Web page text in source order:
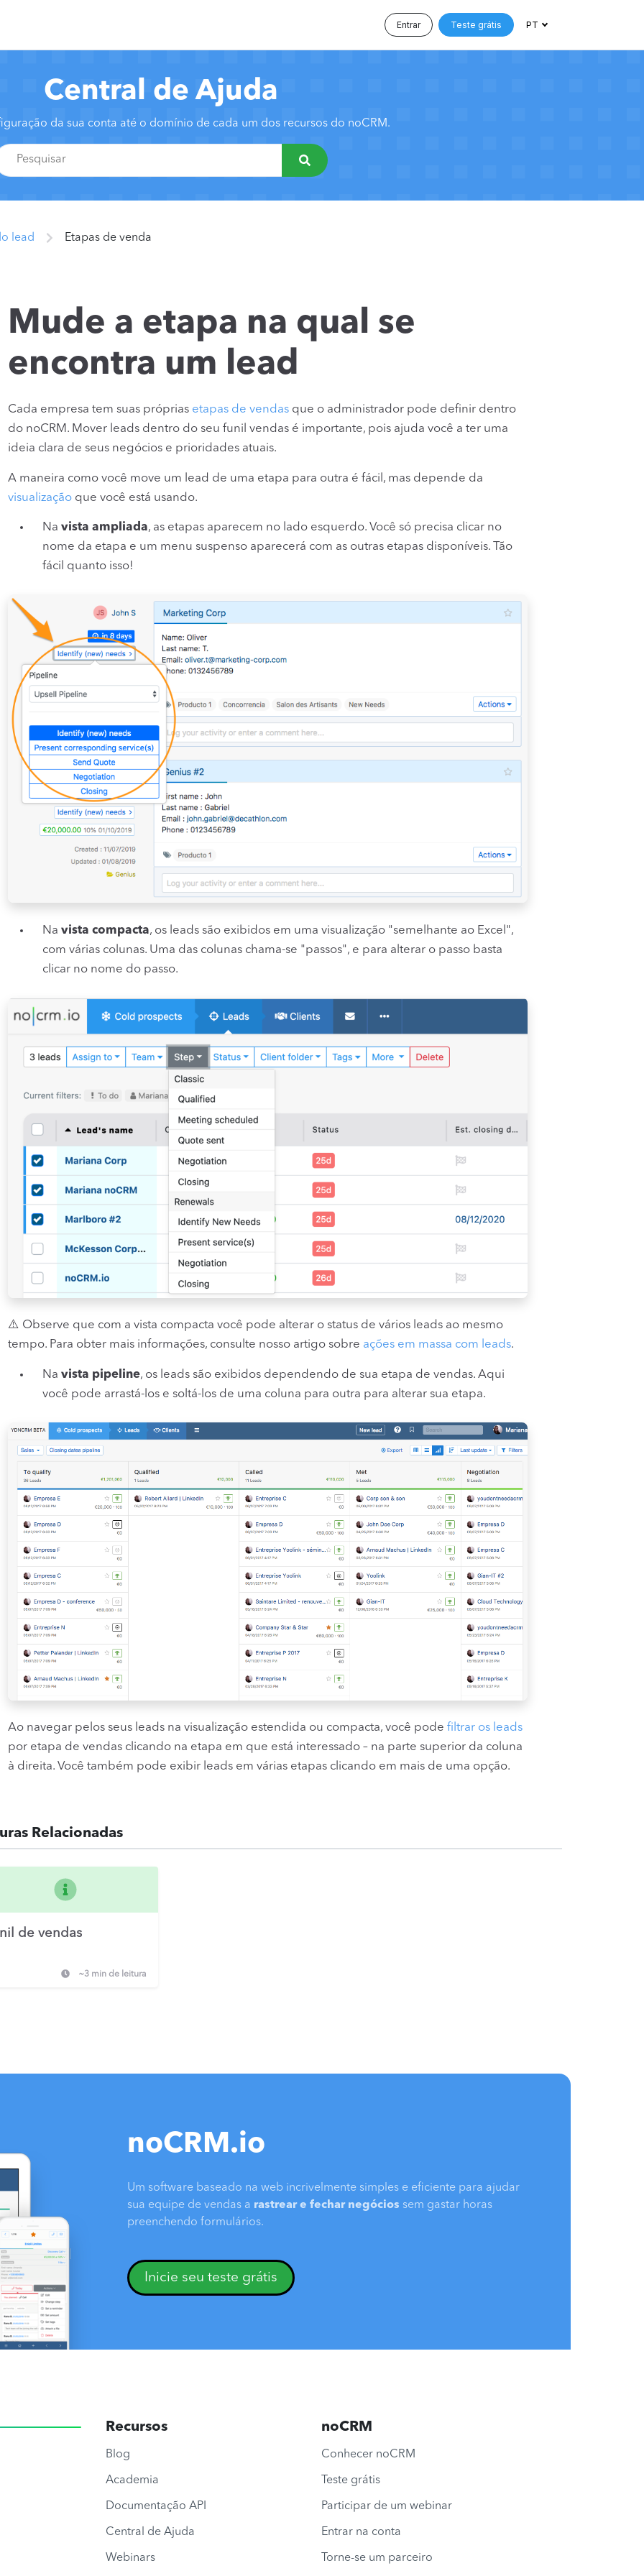
Entrar Teste grátis PT
Central de Ajuda
da sua conta até o domínio de cada um dos recursos do noCRM.
lead Etapas de venda
Mude a etapa na qual se
encontra um lead
Cada empresa tem suas próprias etapas de vendas que o administrador pode definir dentro
do noCRM. Mover leads dentro do seu funil vendas é importante, pois ajuda você a ter uma
ideia clara de seus negócios e prioridades atuais.
A maneira como você move um lead de uma etapa para outra é fácil, mas depende da
visualização que você está usando.
Na vista ampliada, as etapas aparecem no lado esquerdo. Você só precisa clicar no
nome da etapa e um menu suspenso aparecerá com as outras etapas disponíveis. Tão
fácil quanto isso!
Na vista compacta, os leads são exibidos em uma visualização "semelhante ao Excel",
com várias colunas. Uma das colunas chama-se "passos", e para alterar o passo basta
clicar no nome do passo.
⚠️ Observe que com a vista compacta você pode alterar o status de vários leads ao mesmo
tempo. Para obter mais informações, consulte nosso artigo sobre ações em massa com leads.
Na vista pipeline, os leads são exibidos dependendo de sua etapa de vendas. Aqui
você pode arrastá-los e soltá-los de uma coluna para outra para alterar sua etapa.
Ao navegar pelos seus leads na visualização estendida ou compacta, você pode filtrar os leads
por etapa de vendas clicando na etapa em que está interessado – na parte superior da coluna
à direita. Você também pode exibir leads em várias etapas clicando em mais de uma opção.
Relacionadas
de vendas
~3 min de leitura
noCRM.io
Um software baseado na web incrivelmente simples e eficiente para ajudar
sua equipe de vendas a rastrear e fechar negócios sem gastar horas
preenchendo formulários.
Inicie seu teste grátis
Recursos
Blog
Academia
Documentação API
Central de Ajuda
Webinars
noCRM
Conhecer noCRM
Teste grátis
Participar de um webinar
Entrar na conta
Torne-se um parceiro